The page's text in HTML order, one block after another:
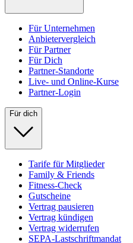
Für Unternehmen
Anbietervergleich
Für Partner
Für Dich
Partner-Standorte
Live- und Online-Kurse
Partner-Login
Für dich
Tarife für Mitglieder
Family & Friends
Fitness-Check
Gutscheine
Vertrag pausieren
Vertrag kündigen
Vertrag widerrufen
SEPA-Lastschriftmandat